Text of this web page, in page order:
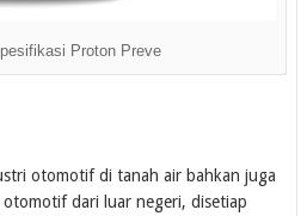
Proton Preve
otomotif di tanah air bahkan juga
dari luar negeri, disetiap